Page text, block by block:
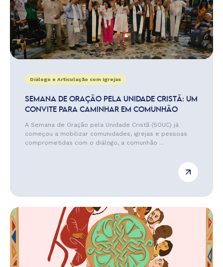
Diálogo e Articulação com Igrejas
SEMANA DE ORAÇÃO PELA UNIDADE CRISTÃ: UM
CONVITE PARA CAMINHAR EM COMUNHÃO
A Semana de Oração pela Unidade Cristã (SOUC) já
começou a mobilizar comunidades, igrejas e pessoas
comprometidas com o diálogo, a comunhão ...